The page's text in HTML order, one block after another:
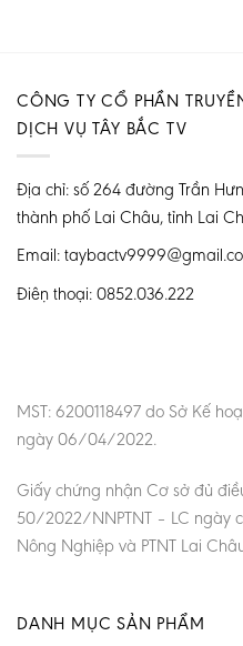
CÔNG TY CỔ PHẦN
DỊCH VỤ TÂY BẮC TV
Địa chỉ: số 264 đường Trần
thành phố Lai Châu, tỉnh Lai
Email:
Điện thoại: 0852.036.222
MST: 6200118497 do Sở Kế
ngày 06/04/2022.
Giấy chứng nhận Cơ sở đủ
50/2022/NNPTNT – LC
Nông Nghiệp và PTNT Lai
DANH MỤC SẢN PHẨM